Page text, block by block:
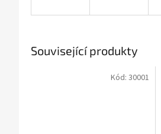
Související produkty
Kód: 30001